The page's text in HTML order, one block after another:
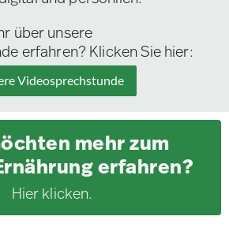
über unsere
erfahren? Klicken Sie hier:
Videosprechstunde
mehr zum
erfahren?
Hier klicken.